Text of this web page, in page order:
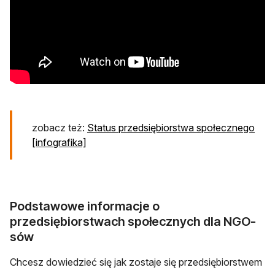
zobacz też: Status przedsiębiorstwa społecznego
[infografika]
Podstawowe informacje o
przedsiębiorstwach społecznych dla NGO-
sów
Chcesz dowiedzieć się jak zostaje się przedsiębiorstwem